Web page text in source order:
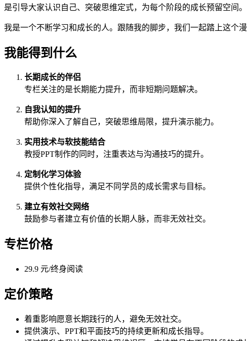
是引导大家认识自己、突破思维定式，为每个阶段的成长预留空间。
我是一个不断学习和成长的人。跟随我的脚步，我们一起踏上这个
我能得到什么
长期成长的伴侣
专栏关注的是长期能力提升，而非短期问题解决。
自我认知的提升
帮助你深入了解自己，突破思维局限，提升演示能力。
实用技术与软技能结合
教授PPT制作的同时，注重表达与沟通技巧的提升。
定制化学习体验
提供个性化指导，满足不同学员的成长需求与目标。
建立有效社交网络
鼓励参与者建立有价值的长期人脉，而非无效社交。
专栏价格
29.9 元/终身阅读
定价策略
着重影响愿意长期践行的人，避免无效社交。
提供演示、PPT和平面技巧的持续更新和成长指导。